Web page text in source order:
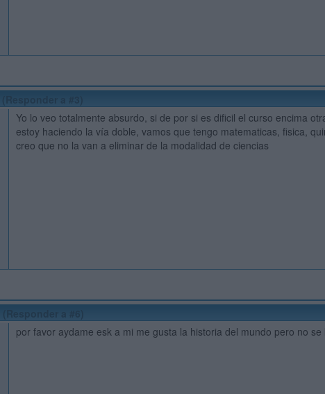
Yo lo veo totalmente absurdo, si de por si es dificil el curso encima
estoy haciendo la vía doble, vamos que tengo matematicas, fisica,
creo que no la van a eliminar de la modalidad de ciencias
por favor aydame esk a mi me gusta la historia del mundo pero no